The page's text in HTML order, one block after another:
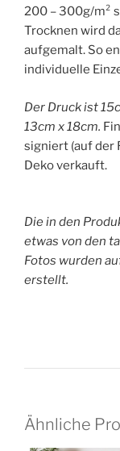
200 – 300g/m²
Trocknen wird
aufgemalt. So
individuelle
Der Druck ist
13cm x 18cm.
signiert (auf der
Deko verkauft.
Die in den
etwas von den
Fotos wurden
erstellt.
Ähnliche